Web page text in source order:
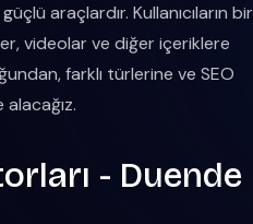
araçlardır. Kullanıcıların bir
videolar ve diğer içeriklere
farklı türlerine ve SEO